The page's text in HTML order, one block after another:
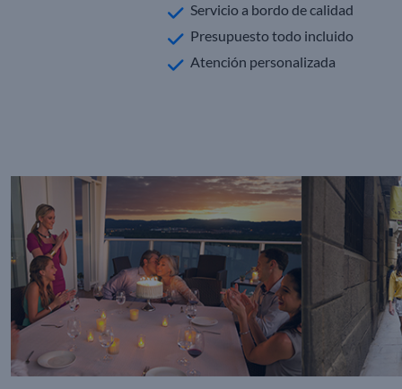
Servicio a bordo de calidad
Presupuesto todo incluido
Atención personalizada